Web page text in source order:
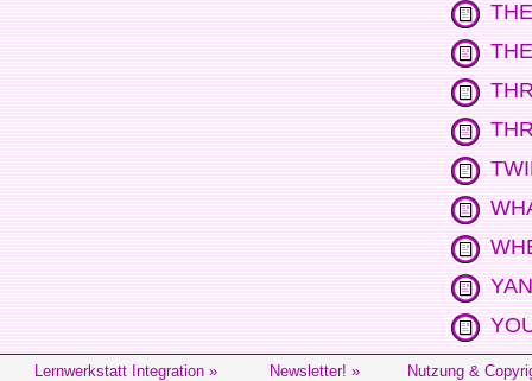
Lernwerkstatt Integration » Newsletter! » Nutzung &